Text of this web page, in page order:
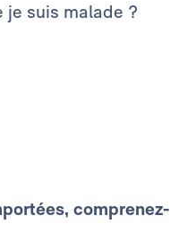
je suis malade ?
comprenez-